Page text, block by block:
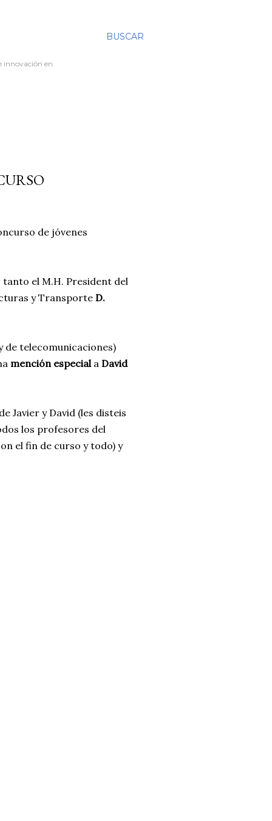
BUSCAR
innovación en
de jóvenes
el M.H. President del
y Transporte D.
telecomunicaciones)
mención especiala David
Javier y David (les disteis
los profesores del
el fin de curso y todo) y